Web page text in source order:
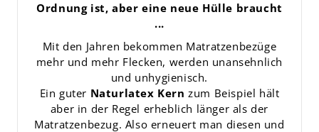
Ordnung ist, aber eine neue Hülle braucht
...
Mit den Jahren bekommen Matratzenbezüge
mehr und mehr Flecken, werden unansehnlich
und unhygienisch.
Ein guter Naturlatex Kern zum Beispiel hält
aber in der Regel erheblich länger als der
Matratzenbezug. Also erneuert man diesen und